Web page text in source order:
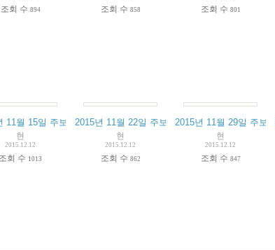
조회 수 894 조회 수 858 조회 수 801
11월 15일 주보
현
2015.12.12
회 수 1013
2015년 11월 22일 주보
현
2015.12.12
조회 수 862
2015년 11월 29일 주보
현
2015.12.12
조회 수 847